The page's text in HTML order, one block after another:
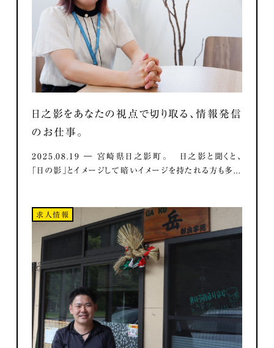
日之影をあなたの視点で切り取る、情報発信
のお仕事。
2025.08.19 ― 宮崎県日之影町。 日之影と聞くと、
「日の影」とイメージして暗いイメージを持たれる方も多...
求人情報